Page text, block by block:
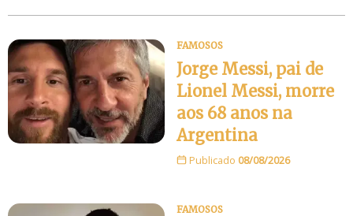
FAMOSOS
Jorge Messi, pai de
Lionel Messi, morre
aos 68 anos na
Argentina
Publicado 08/08/2026
FAMOSOS